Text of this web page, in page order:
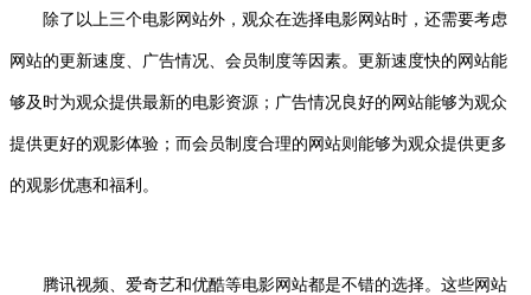
除了以上三个电影网站外，观众在选择电影网站时，还需要考虑
网站的更新速度、广告情况、会员制度等因素。更新速度快的网站能
够及时为观众提供最新的电影资源；广告情况良好的网站能够为观众
提供更好的观影体验；而会员制度合理的网站则能够为观众提供更多
的观影优惠和福利。
腾讯视频、爱奇艺和优酷等电影网站都是不错的选择。这些网站